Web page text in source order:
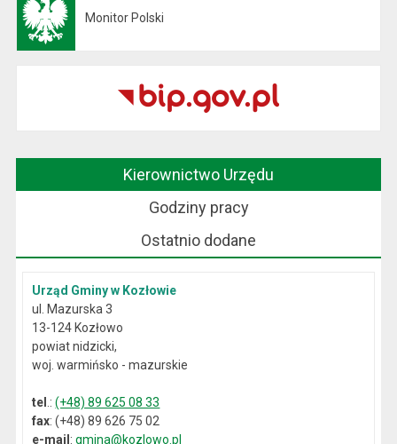
Monitor Polski
Kierownictwo Urzędu
Godziny pracy
Ostatnio dodane
Urząd Gminy w Kozłowie
ul. Mazurska 3
13-124 Kozłowo
powiat nidzicki,
woj. warmińsko - mazurskie
tel .:(+48) 89 625 08 33
fax: (+48) 89 626 75 02
e-mail:gmina@kozlowo.pl